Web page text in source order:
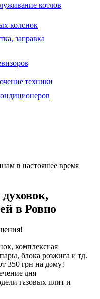
котлов
колонок
заправка
техники
в настоящее время
в Ровно
комплексная
блока розжига и тд.
350 грн на дому!
дня
газовых плит и